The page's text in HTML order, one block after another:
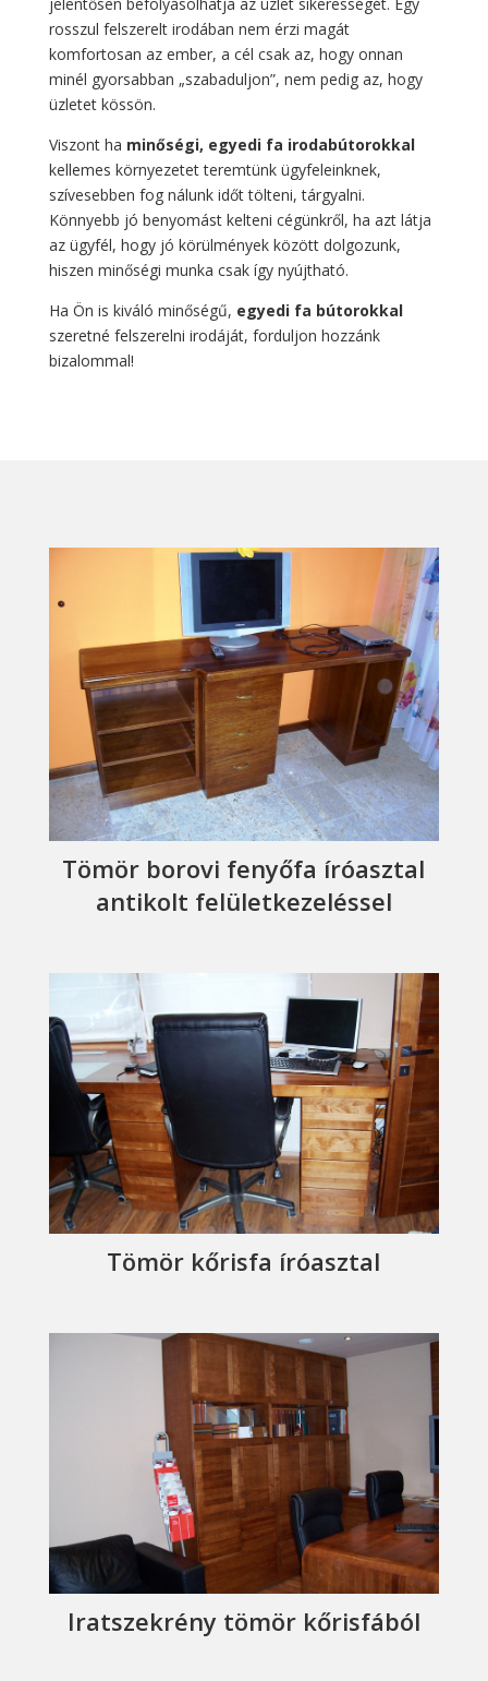
rosszul felszerelt irodában nem érzi magát
komfortosan az ember, a cél csak az, hogy onnan
minél gyorsabban „szabaduljon”, nem pedig az, hogy
üzletet kössön.
Viszont ha minőségi, egyedi fa irodabútorokkal
kellemes környezetet teremtünk ügyfeleinknek,
szívesebben fog nálunk időt tölteni, tárgyalni.
Könnyebb jó benyomást kelteni cégünkről, ha azt látja
az ügyfél, hogy jó körülmények között dolgozunk,
hiszen minőségi munka csak így nyújtható.
Ha Ön is kiváló minőségű, egyedi fa bútorokkal
szeretné felszerelni irodáját, forduljon hozzánk
bizalommal!
Tömör borovi fenyőfa íróasztal
antikolt felületkezeléssel
Tömör kőrisfa íróasztal
Iratszekrény tömör kőrisfából